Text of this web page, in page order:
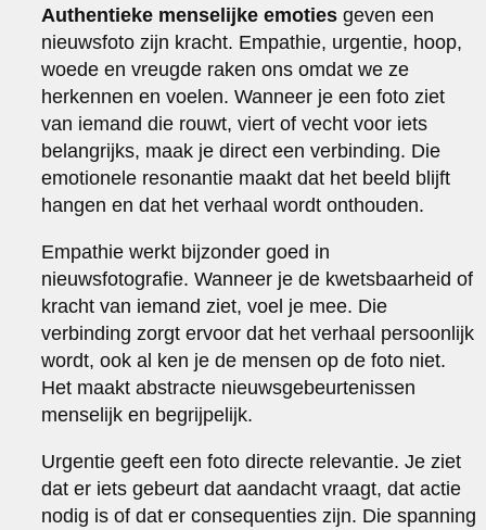
Authentieke menselijke emoties geven een
nieuwsfoto zijn kracht. Empathie, urgentie, hoop,
woede en vreugde raken ons omdat we ze
herkennen en voelen. Wanneer je een foto ziet
van iemand die rouwt, viert of vecht voor iets
belangrijks, maak je direct een verbinding. Die
emotionele resonantie maakt dat het beeld blijft
hangen en dat het verhaal wordt onthouden.
Empathie werkt bijzonder goed in
nieuwsfotografie. Wanneer je de kwetsbaarheid of
kracht van iemand ziet, voel je mee. Die
verbinding zorgt ervoor dat het verhaal persoonlijk
wordt, ook al ken je de mensen op de foto niet.
Het maakt abstracte nieuwsgebeurtenissen
menselijk en begrijpelijk.
Urgentie geeft een foto directe relevantie. Je ziet
dat er iets gebeurt dat aandacht vraagt, dat actie
nodig is of dat er consequenties zijn. Die spanning